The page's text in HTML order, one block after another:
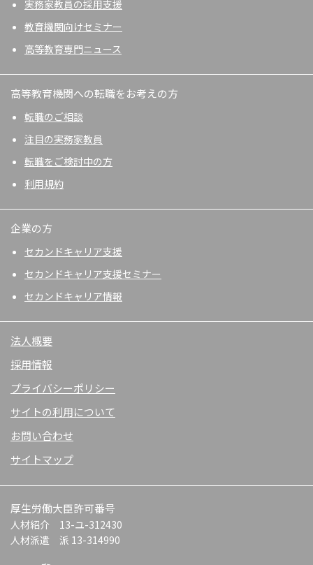
実務家教員の採用支援
教育機関向けセミナー
高等教育専門ニュース
高等教育機関への転職をお考えの方
転職のご相談
注目の実務家教員
転職をご検討中の方
利用規約
企業の方
セカンドキャリア支援
セカンドキャリア支援セミナー
セカンドキャリア情報
法人概要
採用情報
プライバシーポリシー
サイトの利用について
お問い合わせ
サイトマップ
厚生労働大臣許可番号
人材紹介 13-ユ-312430
人材派遣 派 13-314990